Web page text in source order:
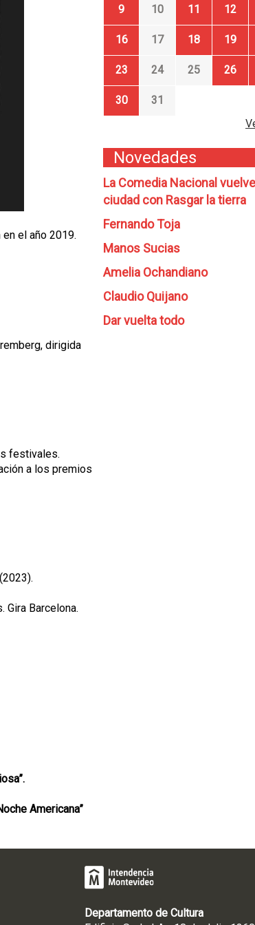
el año 2019.
dirigida
festivales.
a los premios
Gira Barcelona.
Americana”
9 10 11 12
16 17 18 19
23 24 25 26
30
31
Novedades
La Comedia Nacional
ciudad con Rasgar la tierra
Fernando Toja
Manos Sucias
Amelia Ochandiano
Claudio Quijano
Dar vuelta todo
Departamento de Cultura